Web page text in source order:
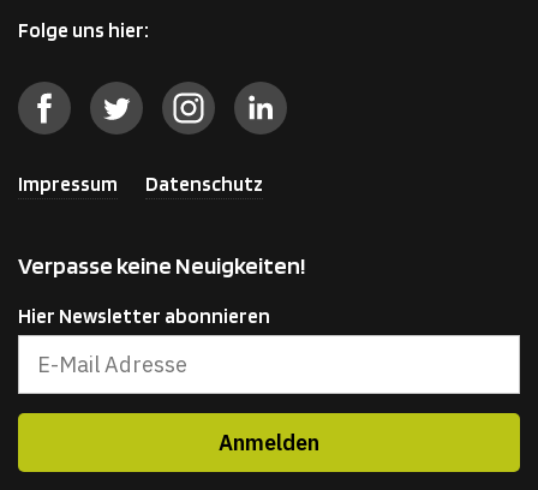
Folge uns hier:
Impressum Datenschutz
Verpasse keine Neuigkeiten!
Hier Newsletter abonnieren
Produkt zum Warenkorb
Zur